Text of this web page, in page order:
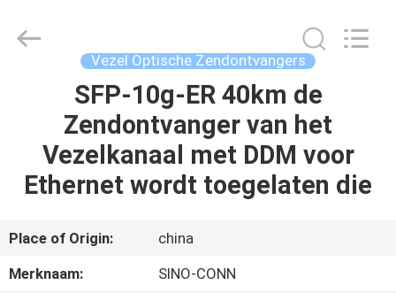
PRODUCTEN
OVER
Technology
Vezel Optische Zendontvangers
SFP-10g-ER 40km de
Zendontvanger van het
Vezelkanaal met DDM voor
Ethernet wordt toegelaten die
Place of Origin:
china
Merknaam:
SINO-CONN